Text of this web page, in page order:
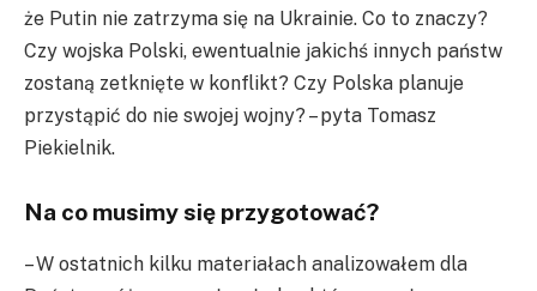
że Putin nie zatrzyma się na Ukrainie. Co to znaczy?
Czy wojska Polski, ewentualnie jakichś innych państw
zostaną zetknięte w konflikt? Czy Polska planuje
przystąpić do nie swojej wojny? – pyta Tomasz
Piekielnik.
Na co musimy się przygotować?
– W ostatnich kilku materiałach analizowałem dla